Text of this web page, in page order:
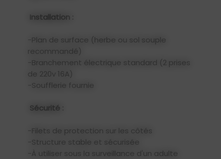
Installation :
-Plan de surface (herbe ou sol souple
recommandé)
-Branchement électrique standard (2 prises
de 220v 16A)
-Soufflerie fournie
Sécurité :
-Filets de protection sur les côtés
-Structure stable et sécurisée
-À utiliser sous la surveillance d'un adulte